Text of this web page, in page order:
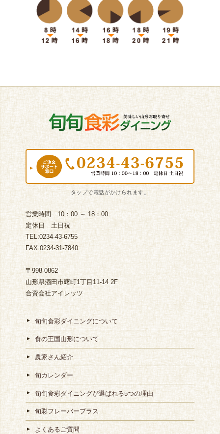
営業時間 10：00 ～ 18：00
定休日 土日祝
TEL:0234-43-6755
FAX:0234-31-7840
〒998-0862
山形県酒田市曙町1丁目11-14 2F
合資会社アイレッツ
旬旬食彩ダイニングについて
食の王国山形について
農家さん紹介
旬カレンダー
旬旬食彩ダイニングが選ばれる5つの理由
旬彩フレーバープラス
よくあるご質問